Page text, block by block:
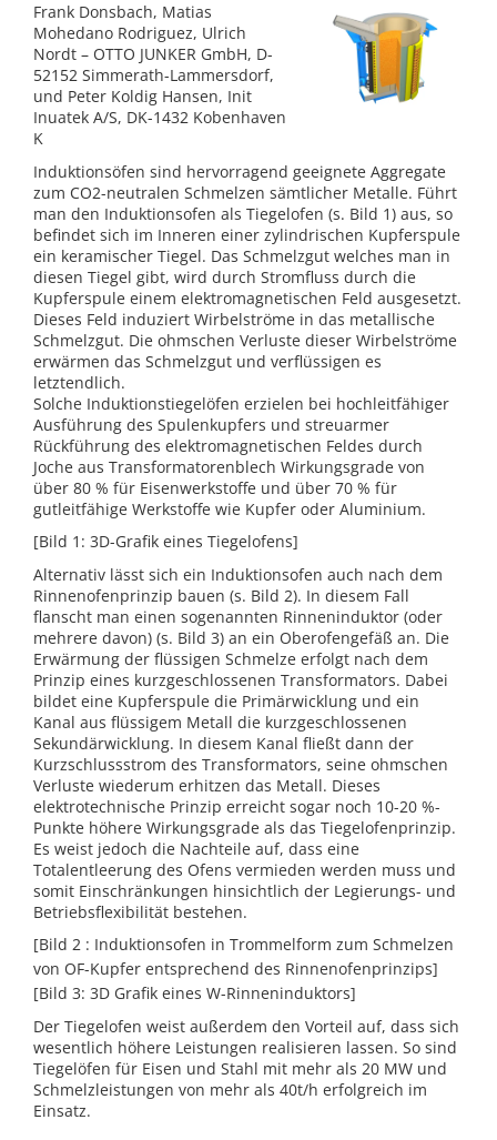
Frank Donsbach, Matias
Mohedano Rodriguez, Ulrich
Nordt – OTTO JUNKER GmbH, D-
52152 Simmerath-Lammersdorf,
und Peter Koldig Hansen, Init
Inuatek A/S, DK-1432 Kobenhaven
K
Induktionsöfen sind hervorragend geeignete Aggregate
zum CO2-neutralen Schmelzen sämtlicher Metalle. Führt
man den Induktionsofen als Tiegelofen (s. Bild 1) aus, so
befindet sich im Inneren einer zylindrischen Kupferspule
ein keramischer Tiegel. Das Schmelzgut welches man in
diesen Tiegel gibt, wird durch Stromfluss durch die
Kupferspule einem elektromagnetischen Feld ausgesetzt.
Dieses Feld induziert Wirbelströme in das metallische
Schmelzgut. Die ohmschen Verluste dieser Wirbelströme
erwärmen das Schmelzgut und verflüssigen es
letztendlich.
Solche Induktionstiegelöfen erzielen bei hochleitfähiger
Ausführung des Spulenkupfers und streuarmer
Rückführung des elektromagnetischen Feldes durch
Joche aus Transformatorenblech Wirkungsgrade von
über 80 % für Eisenwerkstoffe und über 70 % für
gutleitfähige Werkstoffe wie Kupfer oder Aluminium.
[Bild 1: 3D-Grafik eines Tiegelofens]
Alternativ lässt sich ein Induktionsofen auch nach dem
Rinnenofenprinzip bauen (s. Bild 2). In diesem Fall
flanscht man einen sogenannten Rinneninduktor (oder
mehrere davon) (s. Bild 3) an ein Oberofengefäß an. Die
Erwärmung der flüssigen Schmelze erfolgt nach dem
Prinzip eines kurzgeschlossenen Transformators. Dabei
bildet eine Kupferspule die Primärwicklung und ein
Kanal aus flüssigem Metall die kurzgeschlossenen
Sekundärwicklung. In diesem Kanal fließt dann der
Kurzschlussstrom des Transformators, seine ohmschen
Verluste wiederum erhitzen das Metall. Dieses
elektrotechnische Prinzip erreicht sogar noch 10-20 %-
Punkte höhere Wirkungsgrade als das Tiegelofenprinzip.
Es weist jedoch die Nachteile auf, dass eine
Totalentleerung des Ofens vermieden werden muss und
somit Einschränkungen hinsichtlich der Legierungs- und
Betriebsflexibilität bestehen.
[Bild 2 : Induktionsofen in Trommelform zum Schmelzen
von OF-Kupfer entsprechend des Rinnenofenprinzips]
[Bild 3: 3D Grafik eines W-Rinneninduktors]
Der Tiegelofen weist außerdem den Vorteil auf, dass sich
wesentlich höhere Leistungen realisieren lassen. So sind
Tiegelöfen für Eisen und Stahl mit mehr als 20 MW und
Schmelzleistungen von mehr als 40t/h erfolgreich im
Einsatz.